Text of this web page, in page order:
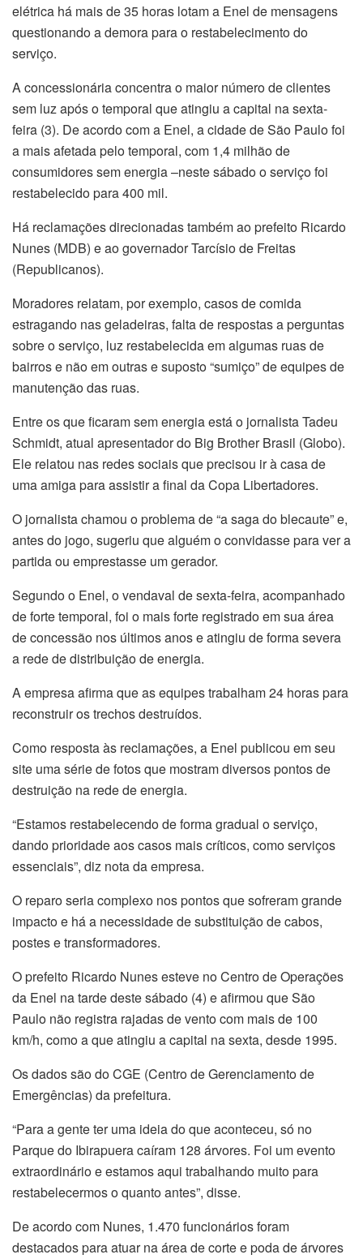
elétrica há mais de 35 horas lotam a Enel de mensagens
questionando a demora para o restabelecimento do
serviço.
A concessionária concentra o maior número de clientes
sem luz após o temporal que atingiu a capital na sexta-
feira (3). De acordo com a Enel, a cidade de São Paulo foi
a mais afetada pelo temporal, com 1,4 milhão de
consumidores sem energia –neste sábado o serviço foi
restabelecido para 400 mil.
Há reclamações direcionadas também ao prefeito Ricardo
Nunes (MDB) e ao governador Tarcísio de Freitas
(Republicanos).
Moradores relatam, por exemplo, casos de comida
estragando nas geladeiras, falta de respostas a perguntas
sobre o serviço, luz restabelecida em algumas ruas de
bairros e não em outras e suposto “sumiço” de equipes de
manutenção das ruas.
Entre os que ficaram sem energia está o jornalista Tadeu
Schmidt, atual apresentador do Big Brother Brasil (Globo).
Ele relatou nas redes sociais que precisou ir à casa de
uma amiga para assistir a final da Copa Libertadores.
O jornalista chamou o problema de “a saga do blecaute” e,
antes do jogo, sugeriu que alguém o convidasse para ver a
partida ou emprestasse um gerador.
Segundo o Enel, o vendaval de sexta-feira, acompanhado
de forte temporal, foi o mais forte registrado em sua área
de concessão nos últimos anos e atingiu de forma severa
a rede de distribuição de energia.
A empresa afirma que as equipes trabalham 24 horas para
reconstruir os trechos destruídos.
Como resposta às reclamações, a Enel publicou em seu
site uma série de fotos que mostram diversos pontos de
destruição na rede de energia.
“Estamos restabelecendo de forma gradual o serviço,
dando prioridade aos casos mais críticos, como serviços
essenciais”, diz nota da empresa.
O reparo seria complexo nos pontos que sofreram grande
impacto e há a necessidade de substituição de cabos,
postes e transformadores.
O prefeito Ricardo Nunes esteve no Centro de Operações
da Enel na tarde deste sábado (4) e afirmou que São
Paulo não registra rajadas de vento com mais de 100
km/h, como a que atingiu a capital na sexta, desde 1995.
Os dados são do CGE (Centro de Gerenciamento de
Emergências) da prefeitura.
“Para a gente ter uma ideia do que aconteceu, só no
Parque do Ibirapuera caíram 128 árvores. Foi um evento
extraordinário e estamos aqui trabalhando muito para
restabelecermos o quanto antes”, disse.
De acordo com Nunes, 1.470 funcionários foram
destacados para atuar na área de corte e poda de árvores